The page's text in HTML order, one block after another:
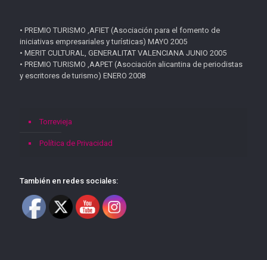
• PREMIO TURISMO ,AFIET (Asociación para el fomento de
iniciativas empresariales y turísticas) MAYO 2005
• MERIT CULTURAL, GENERALITAT VALENCIANA JUNIO 2005
• PREMIO TURISMO ,AAPET (Asociación alicantina de periodistas
y escritores de turismo) ENERO 2008
Torrevieja
Política de Privacidad
También en redes sociales: